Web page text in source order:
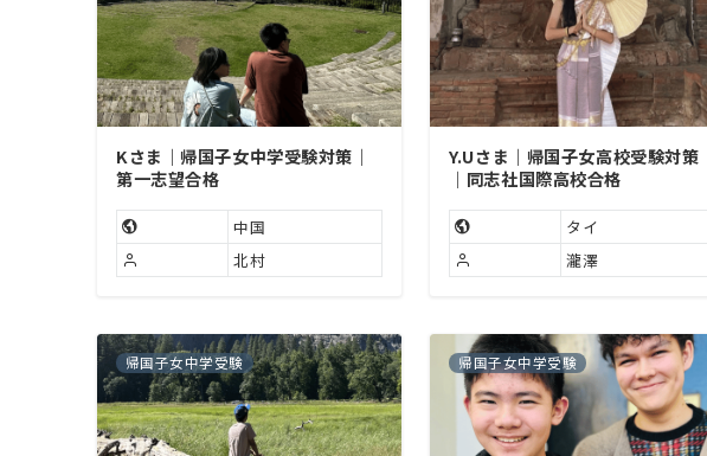
Kさま｜帰国子女中学受験対策｜
第一志望合格
中国
北村
Y.Uさま｜帰国子女高校受験対策
｜同志社国際高校合格
タイ
瀧澤
帰国子女中学受験 帰国子女中学受験